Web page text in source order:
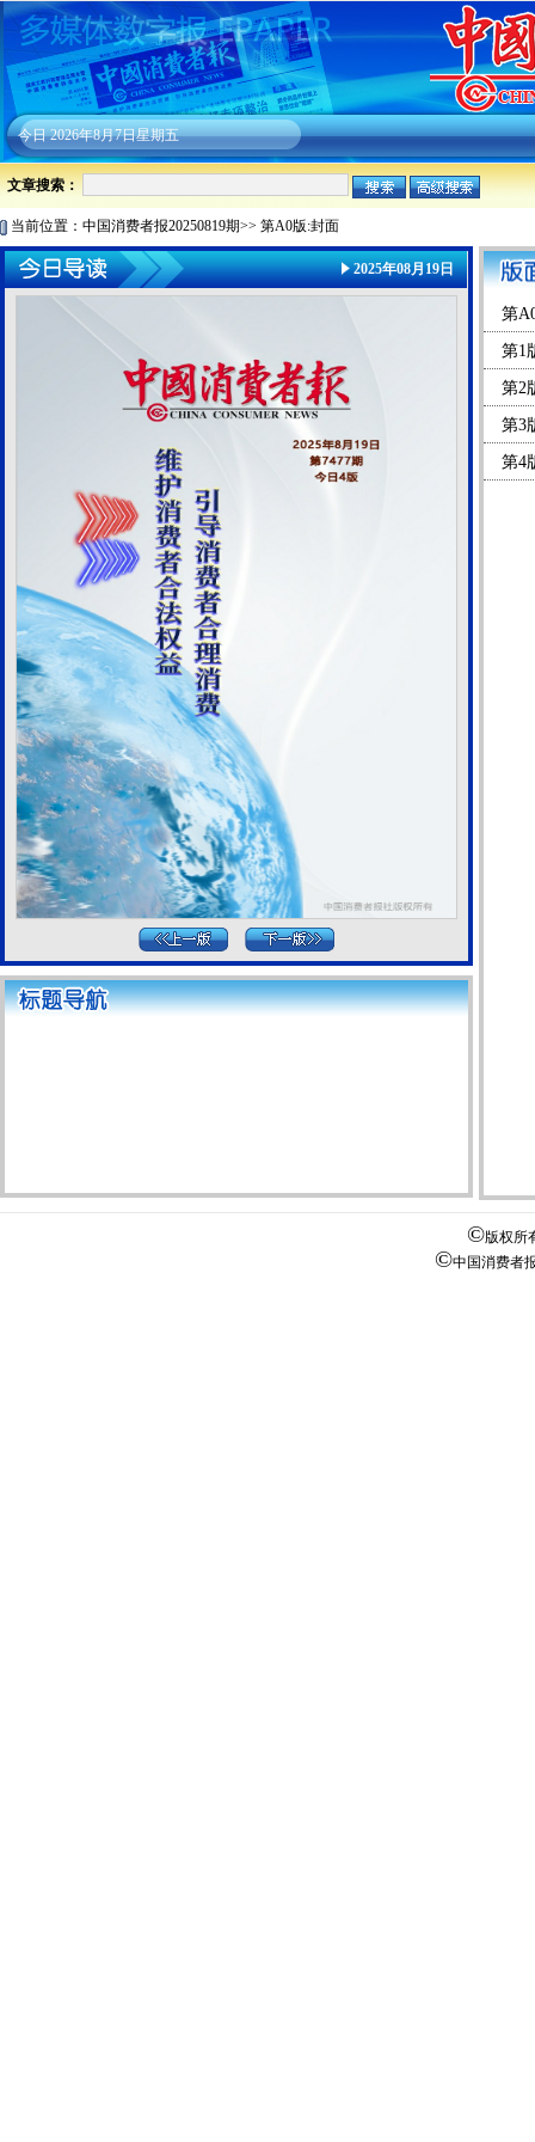
今日2026年8月7日星期五
文章搜索：
当前位置： 中国消费者报20250819期>> 第A0版:封面
2025年08月19日
第
第1
第2
第3
第4
©版权所
©中国消费者